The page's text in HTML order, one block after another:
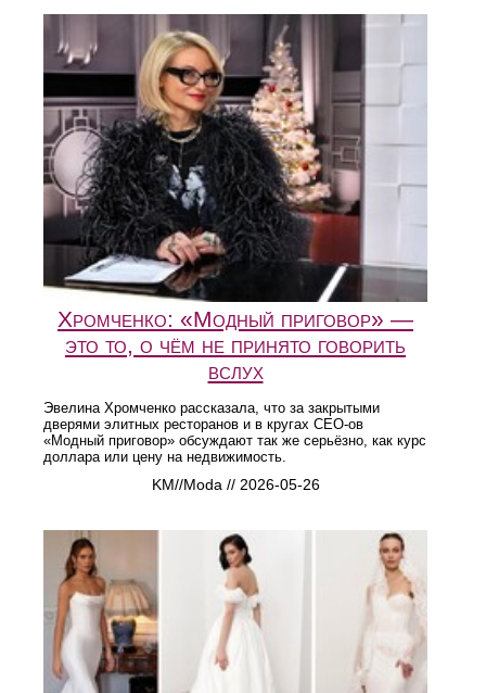
Хромченко: «Модный приговор» —
это то, о чём не принято говорить
вслух
Эвелина Хромченко рассказала, что за закрытыми
дверями элитных ресторанов и в кругах CEO-ов
«Модный приговор» обсуждают так же серьёзно, как курс
доллара или цену на недвижимость.
KM//Moda // 2026-05-26